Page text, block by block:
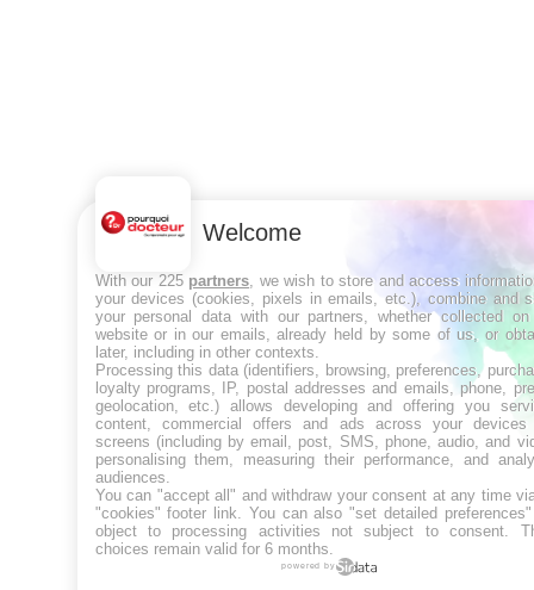
Welcome
With our 225 partners , we wish to store and access
your devices (cookies, pixels in emails, etc.), combine and
your personal data with our partners, whether collected
website or in our emails, already held by some of us, or
later, including in other contexts.
Processing this data (identifiers, browsing, preferences,
loyalty programs, IP, postal addresses and emails, phone,
geolocation, etc.) allows developing and offering you
content, commercial offers and ads across your devices
screens (including by email, post, SMS, phone, audio, and
personalising them, measuring their performance, and
audiences.
You can "accept all" and withdraw your consent at any time
"cookies" footer link . You can also "set detailed
object to processing activities not subject to consent.
choices remain valid for 6 months.
powered by